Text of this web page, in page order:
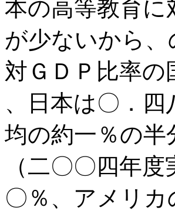
本の高等教育に
が少ないから
対ＧＤＰ比率
、日本は〇．
均の約一％の
（二〇〇四年
〇％、アメリ